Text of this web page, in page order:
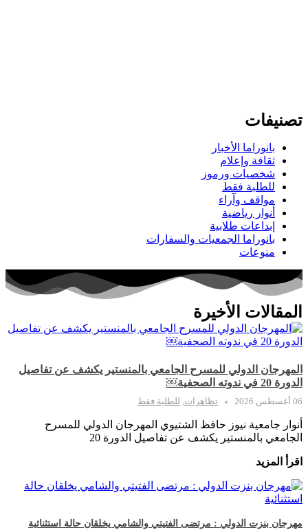
تصنيفات
بانوراما الأخبار
ثقافة وإعلام
شخصيات ورموز
للطلبة فقط
مواقف وآراء
أنوار رياضية
إبداعات طلابية
بانوراما الجمعيات والسفارات
منوعات
المقالات الأخيرة
المهرجان الدولي للمسرح الجامعي بالمنستير يكشف عن تفاصيل
الدورة 20 في ندوته الصحفية￼
06 أغسطس 2026 تظاهرات للطلبة فقط
أنوار جامعية نيوز حافظ الشتيوي المهرجان الدولي للمسرح
الجامعي بالمنستير يكشف عن تفاصيل الدورة 20
اقرأ المزيد
مهرجان بنزت الدولي : مرتضى الفتيتي والشامي يخلقان حالة استثنائية